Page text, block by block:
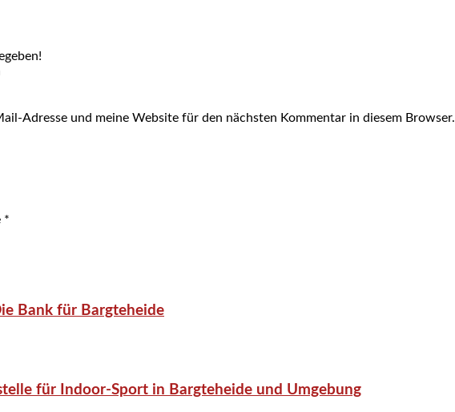
Adresse und meine Website für den nächsten Kommentar in diesem Browser.
*
Bank für Bargteheide
für Indoor-Sport in Bargteheide und Umgebung